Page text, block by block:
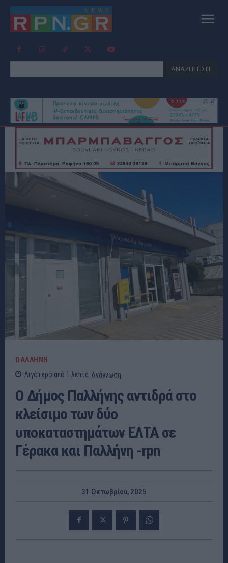
ΑΝΑΖΗΤΗΣΗ
ΠΑΛΛΗΝΗ
Λιγότερο από 1 λεπτα Ανάγνωση
Ο Δήμος Παλλήνης αντιδρά στο
κλείσιμο των δύο
υποκαταστημάτων ΕΛΤΑ σε
Γέρακα και Παλλήνη -rpn
31 Οκτωβρίου, 2025